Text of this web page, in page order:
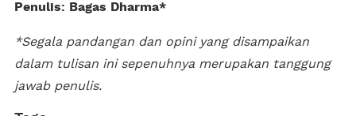
Penulis: Bagas Dharma*
*Segala pandangan dan opini yang disampaikan
dalam tulisan ini sepenuhnya merupakan tanggung
jawab penulis.